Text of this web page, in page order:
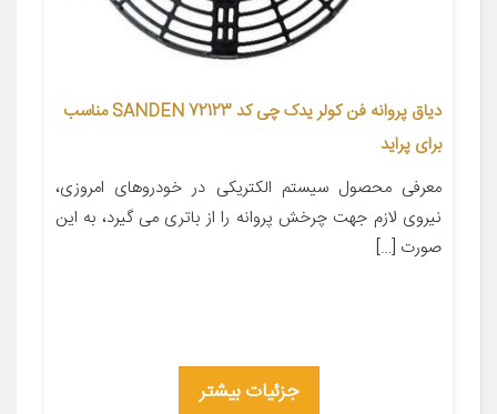
دیاق پروانه فن کولر یدک چی کد SANDEN 72123 مناسب
برای پراید
معرفی محصول سیستم الکتریکی در خودروهای امروزی،
نیروی لازم جهت چرخش پروانه را از باتری می گیرد، به این
صورت […]
جزئیات بیشتر